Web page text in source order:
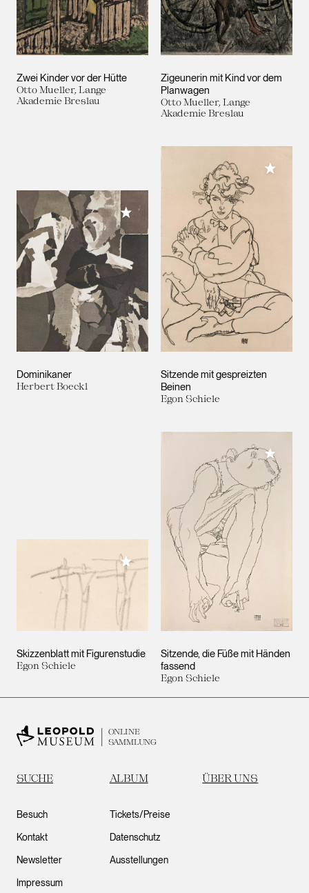
Zwei Kinder vor der Hütte
Otto Mueller, Lange
Akademie Breslau
Zigeunerin mit Kind vor dem
Planwagen
Otto Mueller, Lange
Akademie Breslau
Dominikaner
Herbert Boeckl
Meiner Sammlung hinzufügen
Sitzende mit gespreizten
Beinen
Egon Schiele
Meiner
Skizzenblatt mit Figurenstudie
Egon Schiele
Meiner Sammlung hinzufügen
Sitzende, die Füße mit Händen
fassend
Egon Schiele
Meiner
ONLINE
SAMMLUNG
SUCHE ALBUM ÜBER UNS
Besuch
Kontakt
Newsletter
Impressum
Tickets/Preise
Datenschutz
Ausstellungen